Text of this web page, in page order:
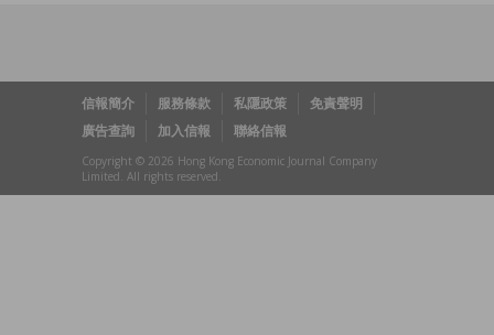
信報簡介 服務條款 私隱政策
免責聲明
廣告查詢
加入信報 聯絡信報
Copyright © 2026 Hong Kong Economic Journal Company
Limited. All rights reserved.